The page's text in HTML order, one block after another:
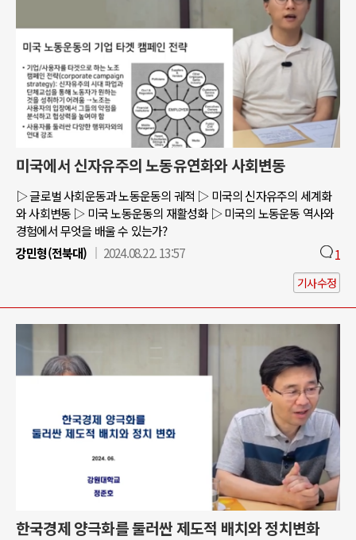
미국에서 신자유주의 노동유연화와 사회변동
▷ 글로벌 사회운동과 노동운동의 궤적 ▷ 미국의 신자유주의 세계화
와 사회변동 ▷ 미국 노동운동의 재활성화 ▷ 미국의 노동운동 역사와
경험에서 무엇을 배울 수 있는가?
강민형(전북대)
2024.08.22. 13:57 1
기사수정
한국경제 양극화를 둘러싼 제도적 배치와 정치변화